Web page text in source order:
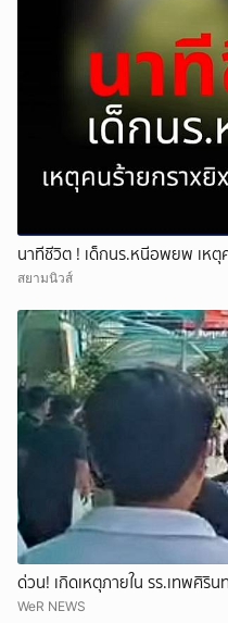
นาทีชีวิต ! เด็กนร.หนีอพยพ เหตุ
สยามนิวส์
ด่วน! เกิดเหตุภายใน รร.เทพศิริ
WeR NEWS